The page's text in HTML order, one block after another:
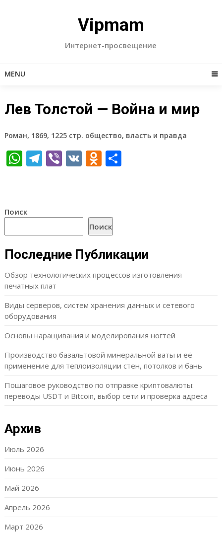
Vipmam
Интернет-просвещение
MENU
Лев Толстой — Война и мир
Роман, 1869, 1225 стр. общество, власть и правда
WhatsApp
Telegram
Viber
VKOdnoklassniki
Отправить
Поиск
Поиск
Последние Публикации
Обзор технологических процессов изготовления
печатных плат
Виды серверов, систем хранения данных и сетевого
оборудования
Основы наращивания и моделирования ногтей
Производство базальтовой минеральной ваты и её
применение для теплоизоляции стен, потолков и бань
Пошаговое руководство по отправке криптовалюты:
переводы USDT и Bitcoin, выбор сети и проверка адреса
Архив
Июль 2026
Июнь 2026
Май 2026
Апрель 2026
Март 2026